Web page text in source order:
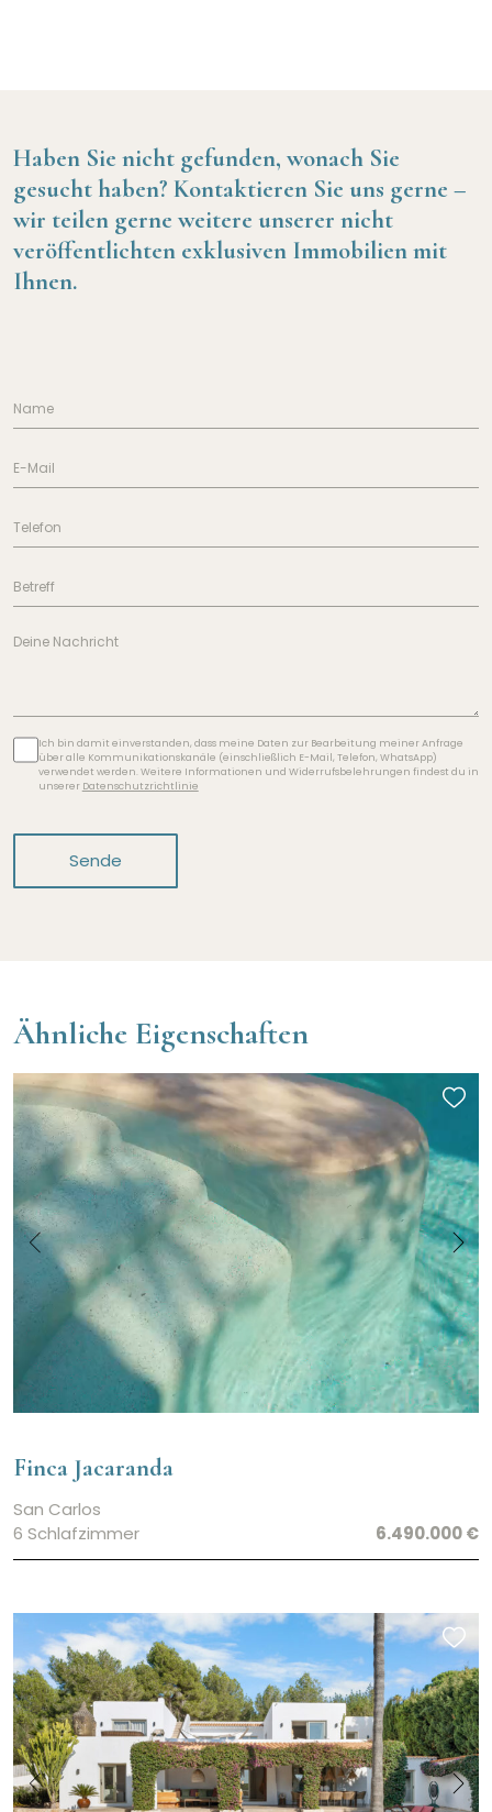
Haben Sie nicht gefunden, wonach Sie
gesucht haben? Kontaktieren Sie uns gerne –
wir teilen gerne weitere unserer nicht
veröffentlichten exklusiven Immobilien mit
Ihnen.
Ich bin damit einverstanden, dass meine Daten zur Bearbeitung meiner Anfrage
über alle Kommunikationskanäle (einschließlich E-Mail, Telefon, WhatsApp)
verwendet werden. Weitere Informationen und Widerrufsbelehrungen findest du in
unserer Datenschutzrichtlinie
Sende
Ähnliche Eigenschaften
Finca Jacaranda
San Carlos
6 Schlafzimmer
6.490.000 €